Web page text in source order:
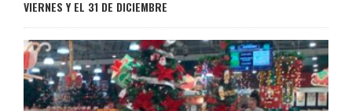
VIERNES Y EL 31 DE DICIEMBRE